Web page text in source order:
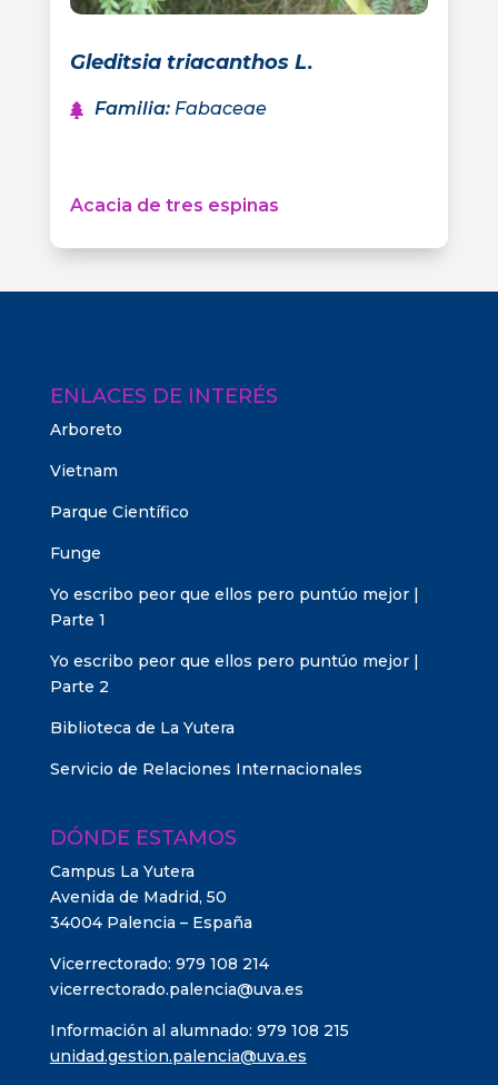
Gleditsia triacanthos L.
Familia: Fabaceae
Acacia de tres espinas
ENLACES DE INTERÉS
Arboreto
Vietnam
Parque Científico
Funge
Yo escribo peor que ellos pero puntúo mejor |
Parte 1
Yo escribo peor que ellos pero puntúo mejor |
Parte 2
Biblioteca de La Yutera
Servicio de Relaciones Internacionales
DÓNDE ESTAMOS
Campus La Yutera
Avenida de Madrid, 50
34004 Palencia – España
Vicerrectorado: 979 108 214
vicerrectorado.palencia@uva.es
Información al alumnado: 979 108 215
unidad.gestion.palencia@uva.es